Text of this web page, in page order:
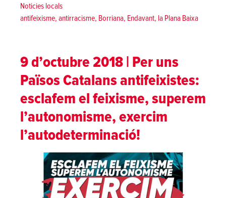
Posted in
Noticies locals
Tags:
antifeixisme, antirracisme, Borriana, Endavant, la Plana Baixa
9 d’octubre 2018 | Per uns
Països Catalans antifeixistes:
esclafem el feixisme, superem
l’autonomisme, exercim
l’autodeterminació!